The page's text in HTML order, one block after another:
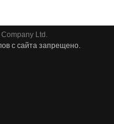
Ltd.
с сайта запрещено.